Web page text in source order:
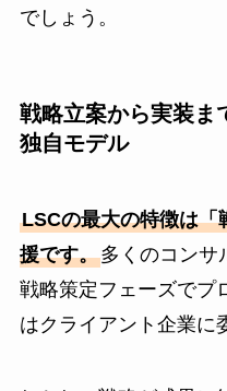
でしょう。
戦略立案から実装ま
独自モデル
LSCの最大の特徴は「
援です。多くのコンサ
戦略策定フェーズでプ
はクライアント企業に